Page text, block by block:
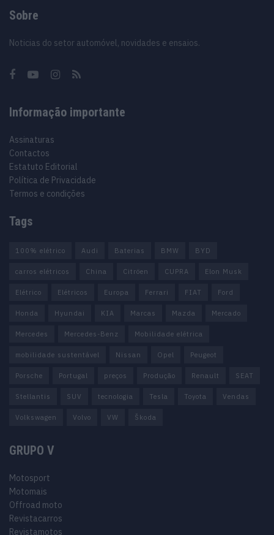
Sobre
Noticias do setor automóvel, novidades e ensaios.
Informação importante
Assinaturas
Contactos
Estatuto Editorial
Política de Privacidade
Termos e condições
Tags
100% elétrico Audi Baterias BMW BYD
carros elétricos China Citröen CUPRA Elon Musk
Elétrico Elétricos Europa Ferrari FIAT Ford
Honda Hyundai KIA Marcas Mazda Mercado
Mercedes Mercedes-Benz Mobilidade elétrica
mobilidade sustentável Nissan Opel Peugeot
Porsche Portugal preços Produção Renault SEAT
Stellantis SUV tecnologia Tesla Toyota Vendas
Volkswagen Volvo VW Škoda
GRUPO V
Motosport
Motomais
Offroad moto
Revistacarros
Revistamotos